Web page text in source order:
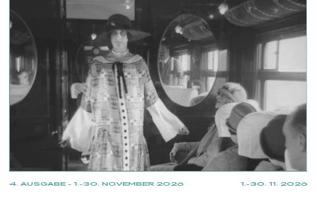
1.-30. 11. 2026
4. AUSGABE - 1.-30. NOVEMBER 2026